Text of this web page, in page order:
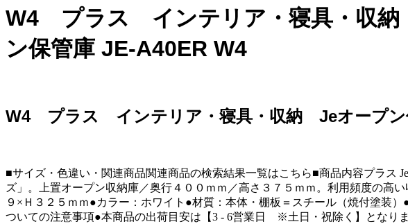
W4 プラス インテリア・寝具・収
ン保管庫 JE-A40ER W4
W4 プラス インテリア・寝具・収納 Jeオープ
■サイズ・色違い・関連商品関連商品の検索結果一覧はこちら■商品内容プラス
ズ」。上置オープン収納庫／奥行４００ｍｍ／高さ３７５ｍｍ。利用頻度の高
９×Ｈ３２５ｍｍ●カラー：ホワイト●材質：本体・棚板＝スチール（焼付塗装
ついての注意事項●本商品の出荷目安は【3 - 6営業日 ※土日・祝除く】となり